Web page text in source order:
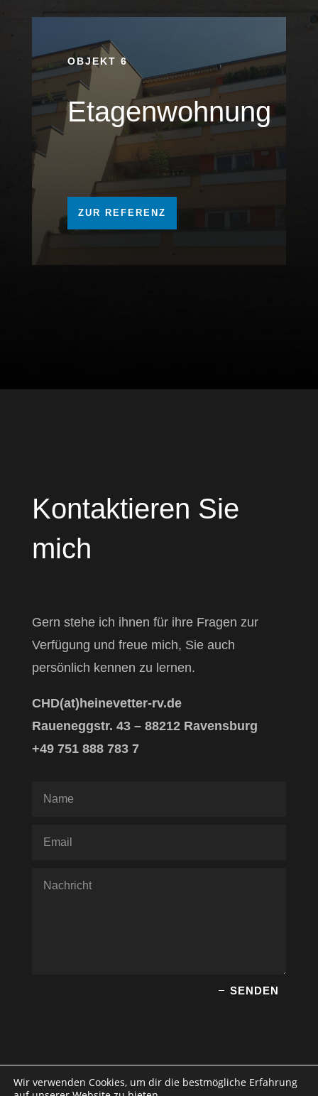
OBJEKT 6
Etagenwohnung
ZUR REFERENZ
Kontaktieren Sie
mich
Gern stehe ich ihnen für ihre Fragen zur
Verfügung und freue mich, Sie auch
persönlich kennen zu lernen.
CHD(at)heinevetter-rv.de
Raueneggstr. 43 – 88212 Ravensburg
+49 751 888 783 7
SENDEN
Wir verwenden Cookies, um dir die bestmögliche Erfahrung